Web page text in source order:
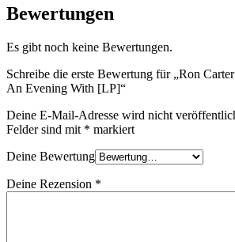
Bewertungen
Es gibt noch keine Bewertungen.
Schreibe die erste Bewertung für „Ron
An Evening With [LP]“
Deine E-Mail-Adresse wird nicht
Felder sind mit * markiert
Deine Bewertung
Deine Rezension *